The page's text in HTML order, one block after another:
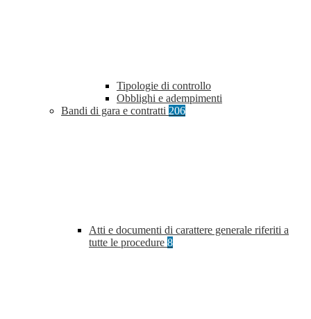
Tipologie di controllo
Obblighi e adempimenti
Bandi di gara e contratti 206
Atti e documenti di carattere generale riferiti a
tutte le procedure 8